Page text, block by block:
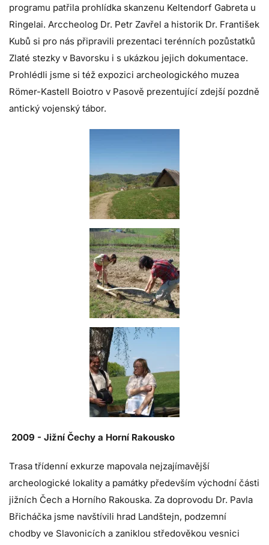
programu patřila prohlídka skanzenu Keltendorf Gabreta u
Ringelai. Arccheolog Dr. Petr Zavřel a historik Dr. František
Kubů si pro nás připravili prezentaci terénních pozůstatků
Zlaté stezky v Bavorsku i s ukázkou jejich dokumentace.
Prohlédli jsme si též expozici archeologického muzea
Römer-Kastell Boiotro v Pasově prezentující zdejší pozdně
antický vojenský tábor.
2009 - Jižní Čechy a Horní Rakousko
Trasa třídenní exkurze mapovala nejzajímavější
archeologické lokality a památky především východní části
jižních Čech a Horního Rakouska. Za doprovodu Dr. Pavla
Břicháčka jsme navštívili hrad Landštejn, podzemní
chodby ve Slavonicích a zaniklou středověkou vesnici